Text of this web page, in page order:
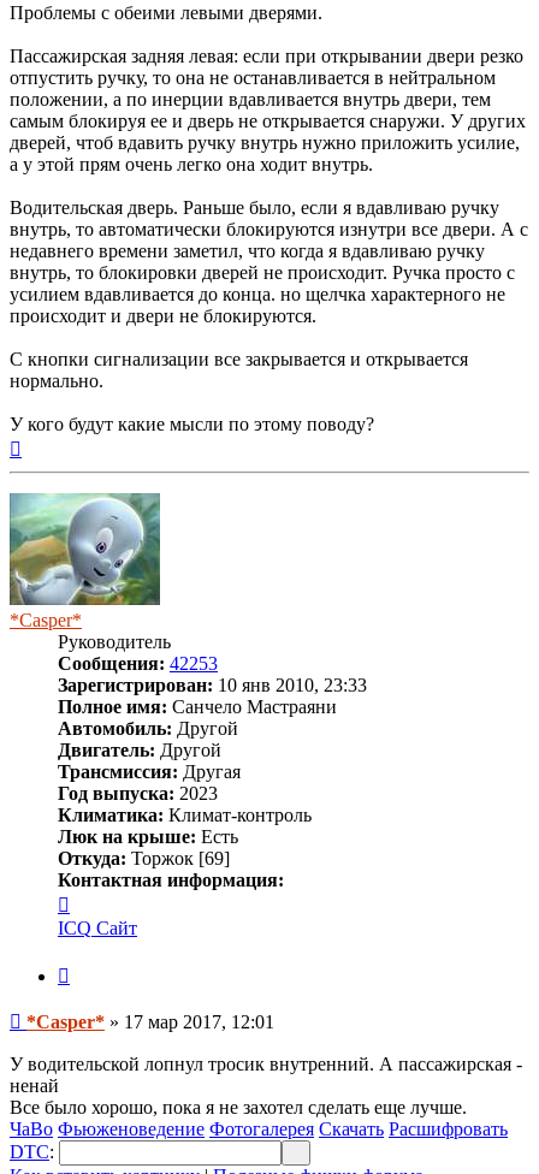
Проблемы с обеими левыми дверями.
Пассажирская задняя левая: если при открывании двери резко
отпустить ручку, то она не останавливается в нейтральном
положении, а по инерции вдавливается внутрь двери, тем
самым блокируя ее и дверь не открывается снаружи. У других
дверей, чтоб вдавить ручку внутрь нужно приложить усилие,
а у этой прям очень легко она ходит внутрь.
Водительская дверь. Раньше было, если я вдавливаю ручку
внутрь, то автоматически блокируются изнутри все двери. А с
недавнего времени заметил, что когда я вдавливаю ручку
внутрь, то блокировки дверей не происходит. Ручка просто с
усилием вдавливается до конца. но щелчка характерного не
происходит и двери не блокируются.
С кнопки сигнализации все закрывается и открывается
нормально.
У кого будут какие мысли по этому поводу?
*Casper*
Руководитель
Сообщения: 42253
Зарегистрирован: 10 янв 2010, 23:33
Полное имя: Санчело Мастраяни
Автомобиль: Другой
Двигатель: Другой
Трансмиссия: Другая
Год выпуска: 2023
Климатика: Климат-контроль
Люк на крыше: Есть
Откуда: Торжок [69]
Контактная информация:
информация
пользователя
ICQ Сайт
Сообщение
*Casper* » 17 мар 2017, 12:01
У водительской лопнул тросик внутренний. А пассажирская -
ненай
Все было хорошо, пока я не захотел сделать еще лучше.
ЧаВо Фьюженоведение Фотогалерея Скачать Расшифровать
DTC: